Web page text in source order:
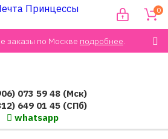
заказы по Москве подробнее.
0
073 59 48 (Мск)
649 01 45 (СПб)
whatsapp